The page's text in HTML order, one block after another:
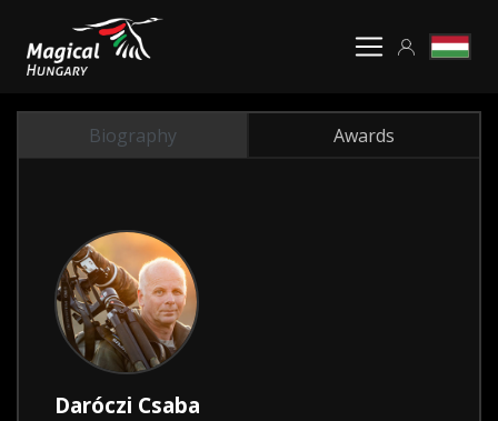
Biography Awards
Daróczi Csaba